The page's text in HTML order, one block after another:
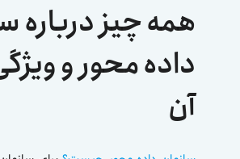
همه چیز درباره
داده محور و
آن